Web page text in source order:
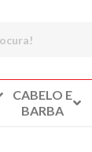
CABELO E
BARBA